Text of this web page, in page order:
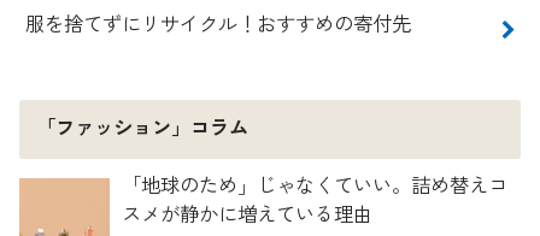
服を捨てずにリサイクル！おすすめの寄付先
「ファッション」コラム
「地球のため」じゃなくていい。詰め替えコ
スメが静かに増えている理由